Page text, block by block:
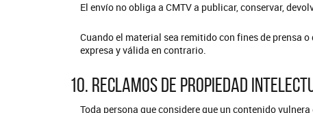
El envío no obliga a CMTV a publicar, conservar,
Cuando el material sea remitido con fines de prensa
expresa y válida en contrario.
10. Reclamos de propiedad
Toda persona que considere que un contenido